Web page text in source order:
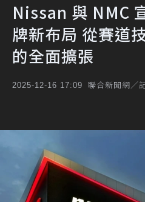
Nissan 與 NMC
牌新布局 從賽道
的全面擴張
2025-12-16 17:09 聯合新聞網／